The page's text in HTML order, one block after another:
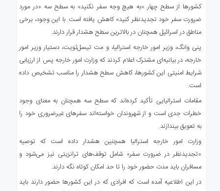
کشورها از سطح چهار «به هیچ وجه سفر نکنید» به سطح سه «در مورد
ضرورت سفر خود تجدیدنظر کنید» کاهش یافته است. با این وجود، برخی
مناطق در اسرائیل همچنان در بالاترین سطح هشدار قرار دارند.
پنی وانگ، وزیر امور خارجه استرالیا، و مت تیسل‌ثویت، دستیار وزیر امور
خارجه، در بیانیه‌ای مشترک اعلام کردند که وزارت امور خارجه پس از ارزیابی
شرایط امنیتی این کشورها، کاهش سطح هشدار را مناسب تشخیص داده
است.
مقامات استرالیایی تأکید کرده‌اند که سطح سه همچنان به معنای وجود
خطرات جدی است و از شهروندان خواسته‌اند سفرهای غیرضروری خود را
به تعویق بیندازند.
وزارت امور خارجه استرالیا همچنین هشدار داده است که توصیه
«تجدیدنظر در ضرورت سفر» شامل توقف‌های ترانزیتی نیز می‌شود و
مسافران باید مدت حضور خود را تا حد امکان کوتاه نگه دارند.
در این اطلاعیه آمده است که افرادی که در این کشورها حضور دارند باید